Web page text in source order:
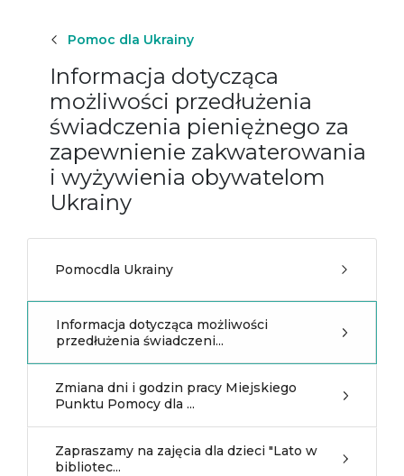
Pomoc dla Ukrainy
Informacja dotycząca
możliwości przedłużenia
świadczenia pieniężnego za
zapewnienie zakwaterowania
i wyżywienia obywatelom
Ukrainy
Pomocdla Ukrainy
Informacja dotycząca możliwości
przedłużenia świadczeni...
Zmiana dni i godzin pracy Miejskiego
Punktu Pomocy dla ...
Zapraszamy na zajęcia dla dzieci "Lato w
bibliotec...